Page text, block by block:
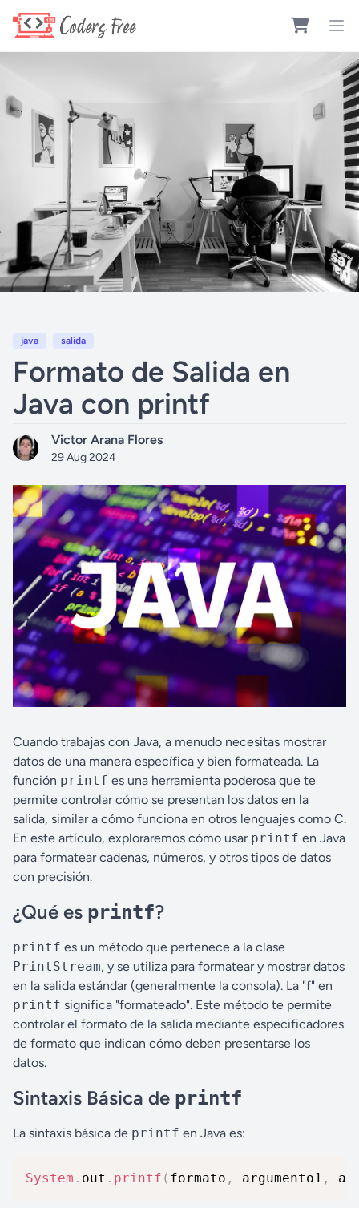
java salida
Formato de Salida en
Java con printf
Victor Arana Flores
29 Aug 2024
Cuando trabajas con Java, a menudo necesitas mostrar
datos de una manera específica y bien formateada. La
función printf es una herramienta poderosa que te
permite controlar cómo se presentan los datos en la
salida, similar a cómo funciona en otros lenguajes como C.
En este artículo, exploraremos cómo usar printf en Java
para formatear cadenas, números, y otros tipos de datos
con precisión.
¿Qué es printf?
printf es un método que pertenece a la clase
PrintStream, y se utiliza para formatear y mostrar datos
en la salida estándar (generalmente la consola). La "f" en
printf significa "formateado". Este método te permite
controlar el formato de la salida mediante especificadores
de formato que indican cómo deben presentarse los
datos.
Sintaxis Básica de printf
La sintaxis básica de printf en Java es:
System . out . printf ( formato , argumento1 ,